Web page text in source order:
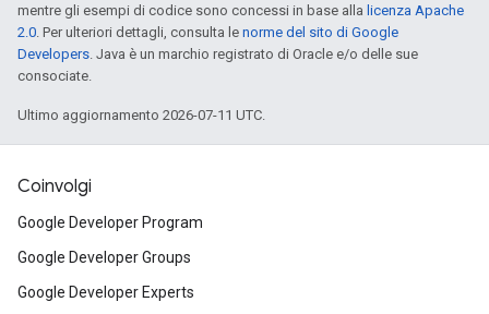
mentre gli esempi di codice sono concessi in base alla licenza Apache
2.0 . Per ulteriori dettagli, consulta le norme del sito di Google
Developers . Java è un marchio registrato di Oracle e/o delle sue
consociate.
Ultimo aggiornamento 2026-07-11 UTC.
Coinvolgi
Google Developer Program
Google Developer Groups
Google Developer Experts